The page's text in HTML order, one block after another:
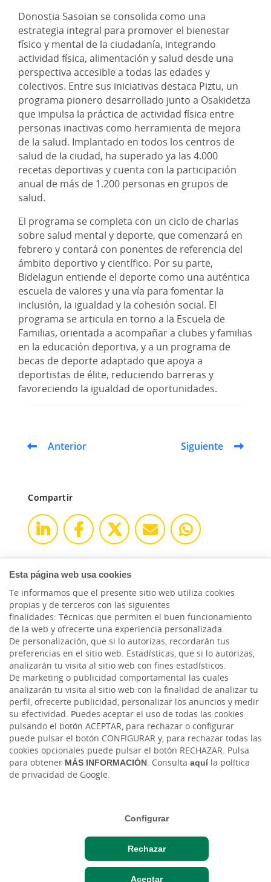
Esta página web usa cookies
Te informamos que el presente sitio web utiliza cookies
propias y de terceros con las siguientes
finalidades: Técnicas que permiten el buen funcionamiento
de la web y ofrecerte una experiencia personalizada.
De personalización, que si lo autorizas, recordarán tus
preferencias en el sitio web. Estadísticas, que si lo autorizas,
analizarán tu visita al sitio web con fines estadísticos.
De marketing o publicidad comportamental las cuales
analizarán tu visita al sitio web con la finalidad de analizar tu
perfil, ofrecerte publicidad, personalizar los anuncios y medir
su efectividad. Puedes aceptar el uso de todas las cookies
pulsando el botón ACEPTAR, para rechazar o configurar
puede pulsar el botón CONFIGURAR y, para rechazar todas las
cookies opcionales puede pulsar el botón RECHAZAR. Pulsa
para obtener MÁS INFORMACIÓN. Consulta aquí la política
de privacidad de Google.
Configurar
Rechazar
Aceptar
Donostia Sasoian se consolida como una
estrategia integral para promover el bienestar
físico y mental de la ciudadanía, integrando
actividad física, alimentación y salud desde una
perspectiva accesible a todas las edades y
colectivos. Entre sus iniciativas destaca Piztu, un
programa pionero desarrollado junto a Osakidetza
que impulsa la práctica de actividad física entre
personas inactivas como herramienta de mejora
de la salud. Implantado en todos los centros de
salud de la ciudad, ha superado ya las 4.000
recetas deportivas y cuenta con la participación
anual de más de 1.200 personas en grupos de
salud.
El programa se completa con un ciclo de charlas
sobre salud mental y deporte, que comenzará en
febrero y contará con ponentes de referencia del
ámbito deportivo y científico. Por su parte,
Bidelagun entiende el deporte como una auténtica
escuela de valores y una vía para fomentar la
inclusión, la igualdad y la cohesión social. El
programa se articula en torno a la Escuela de
Familias, orientada a acompañar a clubes y familias
en la educación deportiva, y a un programa de
becas de deporte adaptado que apoya a
deportistas de élite, reduciendo barreras y
favoreciendo la igualdad de oportunidades.
Anterior Siguiente
Compartir
HACER AQUÍ,
CRECER AQUÍ.